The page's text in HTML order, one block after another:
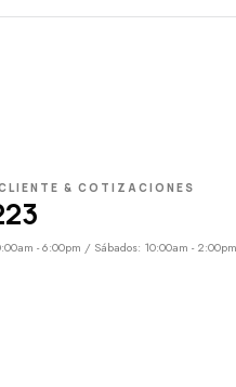
& COTIZACIONES
- 6:00pm / Sábados: 10:00am -